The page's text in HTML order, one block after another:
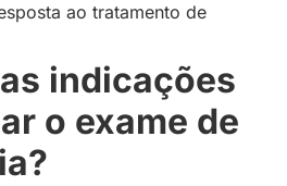
ao tratamento de
indicações
o exame de